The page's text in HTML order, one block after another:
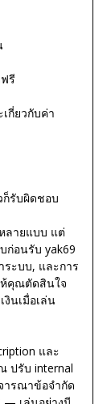
รี
กี่ยวกับค่า
รับผิดชอบ
ลายแบบ แต่
ก่อนรับ yak69
ระบบ, และการ
ห้คุณตัดสินใจ
นเมื่อเล่น
และ
ปรับ internal
ารณาข้อจำกัด